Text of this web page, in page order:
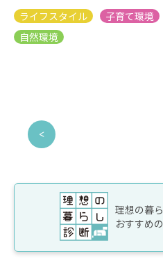
理想の暮
おすすめ